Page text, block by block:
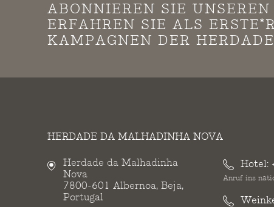
ABONNIEREN SIE
ERFAHREN SIE ALS
KAMPAGNEN DER
HERDADE DA MALHADINHA NOVA
Herdade da Malhadinha
Nova
7800-601 Albernoa, Beja,
Portugal
Hotel:
Anruf ins